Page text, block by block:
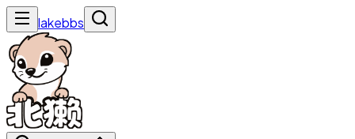
lakebbs